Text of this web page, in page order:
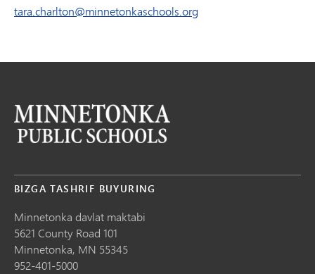
tara.charlton@minnetonkaschools.org
BIZGA TASHRIF BUYURING
Minnetonka davlat maktabi
5621 County Road 101
Minnetonka, MN 55345
952-401-5000